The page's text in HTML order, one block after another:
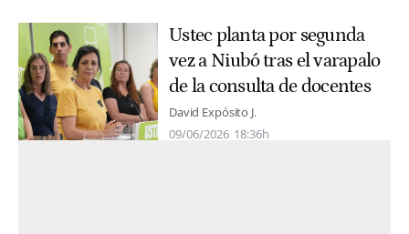
Ustec planta por segunda
vez a Niubó tras el varapalo
de la consulta de docentes
David Expósito J.
09/06/2026 18:36h